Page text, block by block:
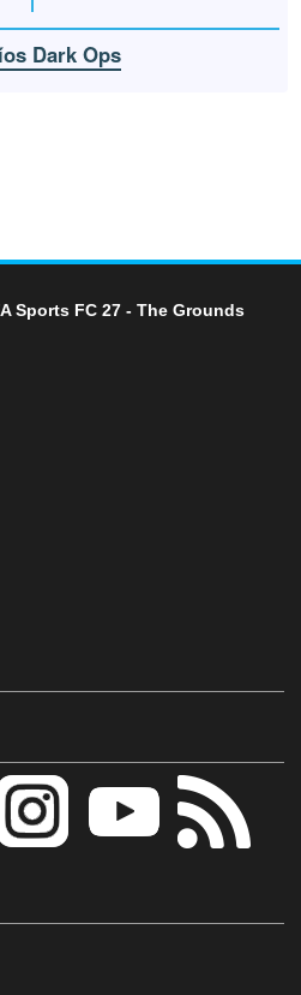
Dark Ops
Sports FC 27 - The Grounds